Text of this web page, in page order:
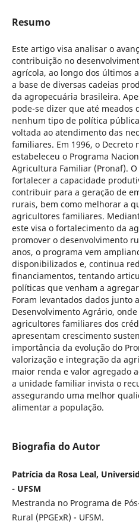
Resumo
Este artigo visa analisar o
contribuição no
agrícola, ao longo dos últimos
a base de diversas cadeias
da agropecuária brasileira.
pode-se dizer que até meados
nenhum tipo de política
voltada ao atendimento das
familiares. Em 1996, o Decreto
estabeleceu o Programa
Agricultura Familiar (Pronaf).
fortalecer a capacidade
contribuir para a geração de
rurais, bem como melhorar a
agricultores familiares.
este visa o fortalecimento da
promover o desenvolvimento
anos, o programa vem
disponibilizados e, continua
financiamentos, tentando
políticas que venham a
Foram levantados dados junto
Desenvolvimento Agrário,
agricultores familiares dos
apresentam crescimento
importância da evolução do
valorização e integração da
maior renda e valor agregado
a unidade familiar invista o
assegurando uma melhor
alimentar a população.
Biografia do Autor
Patrícia da Rosa Leal,
- UFSM
Mestranda no Programa de
Rural (PPGExR) - UFSM.